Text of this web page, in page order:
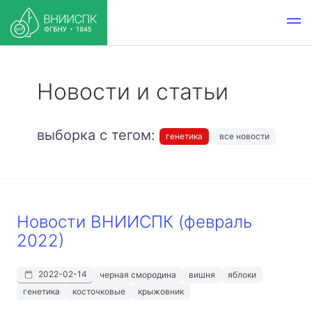
Новости и статьи
выборка с тегом: генетика все новости
Новости ВНИИСПК (февраль
2022)
2022-02-14 черная смородина вишня
яблоки
генетика
косточковые крыжовник